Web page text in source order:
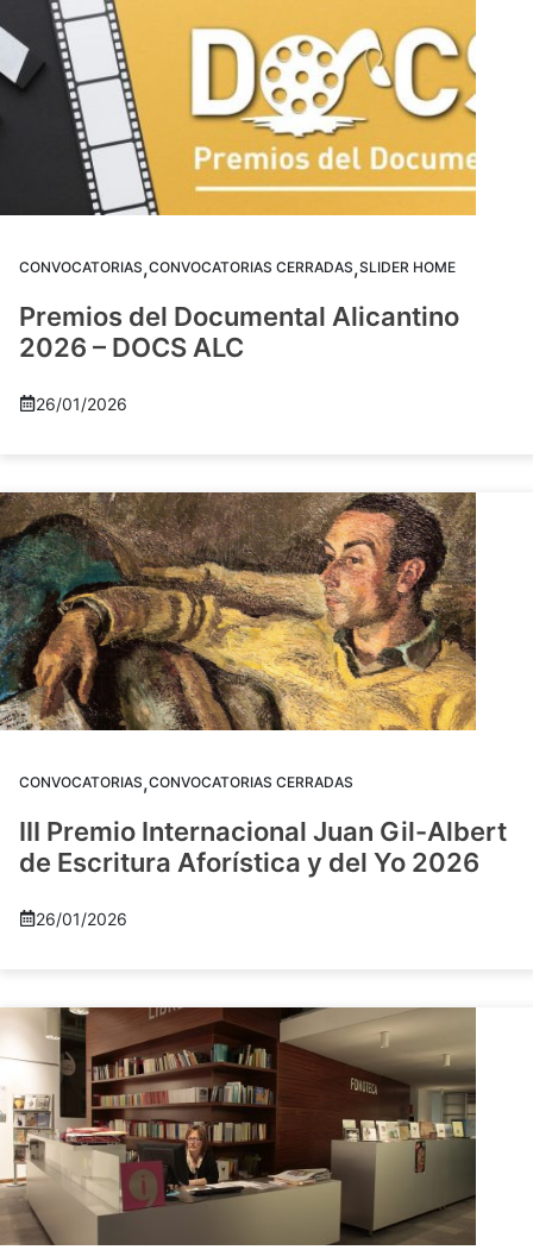
CONVOCATORIAS,CONVOCATORIAS CERRADAS,SLIDER HOME
Premios del Documental Alicantino
2026 – DOCS ALC
26/01/2026
CONVOCATORIAS,CONVOCATORIAS CERRADAS
III Premio Internacional Juan Gil-Albert
de Escritura Aforística y del Yo 2026
26/01/2026